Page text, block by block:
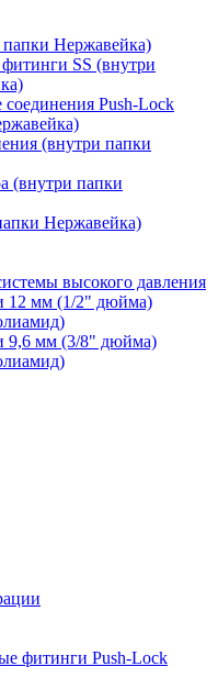
папки Нержавейка)
SS (внутри
Push-Lock
(внутри папки
(внутри папки
Нержавейка)
высокого давления
12 мм (1/2" дюйма)
9,6 мм (3/8" дюйма)
фитинги Push-Lock